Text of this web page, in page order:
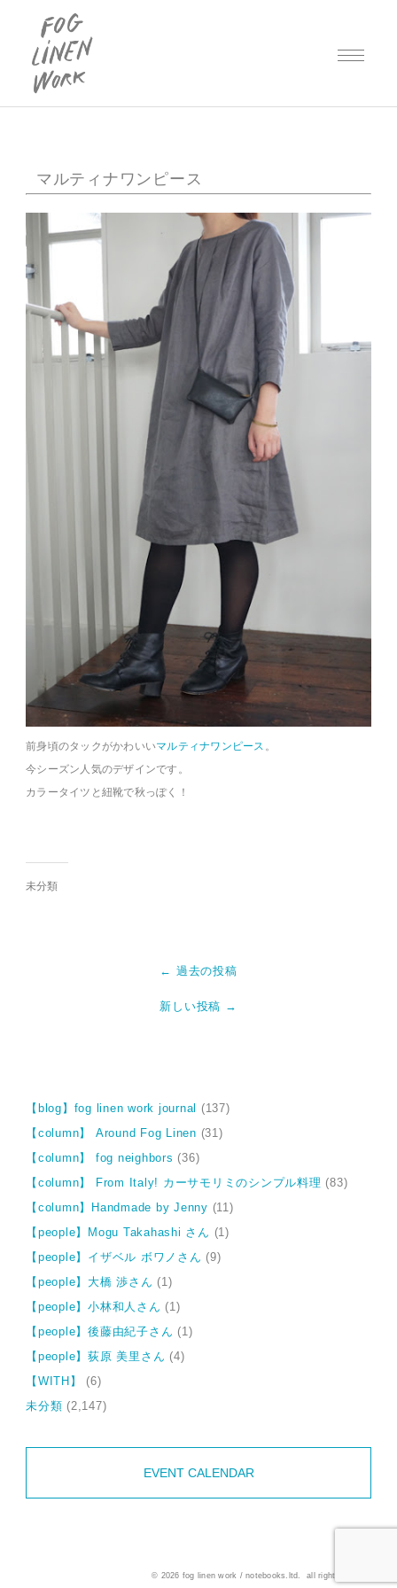
マルティナワンピース
前身頃のタックがかわいいマルティナワンピース 。
今シーズン人気のデザインです。
カラータイツと紐靴で秋っぽく！
未分類
← 過去の投稿
新しい投稿 →
【blog】fog linen work journal
(137)
【column】 Around Fog Linen (31)
【column】 fog neighbors (36)
【column】 From Italy! カーサモリミのシンプル料理 (83)
【column】Handmade by Jenny (11)
【people】Mogu Takahashi さん (1)
【people】イザベル ボワノさん (9)
【people】大橋 渉さん (1)
【people】小林和人さん (1)
【people】後藤由紀子さん (1)
【people】荻原 美里さん (4)
【WITH】
(6)
未分類 (2,147)
EVENT CALENDAR
© 2026 fog linen work / notebooks.ltd. all rights reserved.